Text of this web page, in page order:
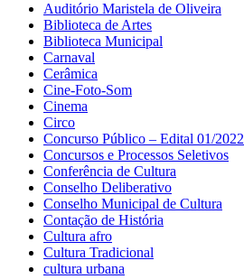
Auditório Maristela de Oliveira
Biblioteca de Artes
Biblioteca Municipal
Carnaval
Cerâmica
Cine-Foto-Som
Cinema
Circo
Concurso Público – Edital 01/2022
Concursos e Processos Seletivos
Conferência de Cultura
Conselho Deliberativo
Conselho Municipal de Cultura
Contação de História
Cultura afro
Cultura Tradicional
cultura urbana